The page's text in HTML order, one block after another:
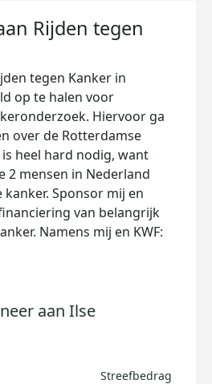
Rijden tegen
tegen Kanker in
op te halen voor
Hiervoor ga
over de Rotterdamse
heel hard nodig, want
2 mensen in Nederland
Sponsor mij en
van belangrijk
Namens mij en KWF:
aan Ilse
Streefbedrag